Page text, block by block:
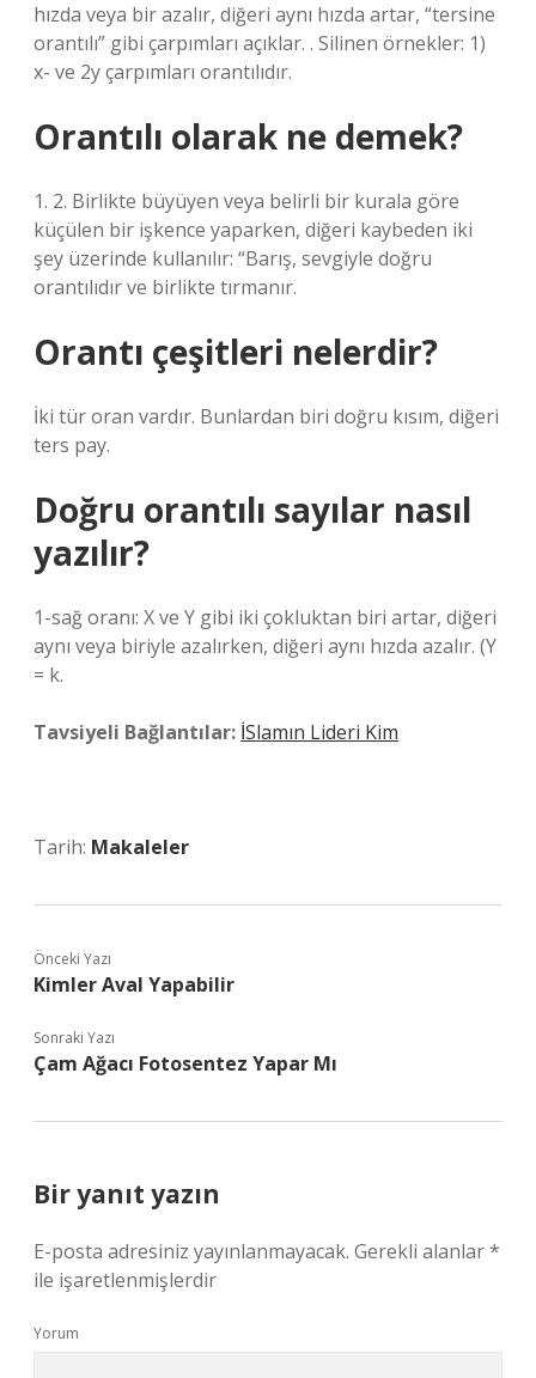
hızda veya bir azalır, diğeri aynı hızda artar, “tersine
orantılı” gibi çarpımları açıklar. . Silinen örnekler: 1)
x- ve 2y çarpımları orantılıdır.
Orantılı olarak ne demek?
1. 2. Birlikte büyüyen veya belirli bir kurala göre
küçülen bir işkence yaparken, diğeri kaybeden iki
şey üzerinde kullanılır: “Barış, sevgiyle doğru
orantılıdır ve birlikte tırmanır.
Orantı çeşitleri nelerdir?
İki tür oran vardır. Bunlardan biri doğru kısım, diğeri
ters pay.
Doğru orantılı sayılar nasıl
yazılır?
1-sağ oranı: X ve Y gibi iki çokluktan biri artar, diğeri
aynı veya biriyle azalırken, diğeri aynı hızda azalır. (Y
= k.
Tavsiyeli Bağlantılar: İSlamın Lideri Kim
Tarih: Makaleler
Önceki Yazı
Kimler Aval Yapabilir
Sonraki Yazı
Çam Ağacı Fotosentez Yapar Mı
Bir yanıt yazın
E-posta adresiniz yayınlanmayacak. Gerekli alanlar*
ile işaretlenmişlerdir
Yorum